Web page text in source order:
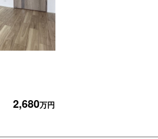
2,680万円